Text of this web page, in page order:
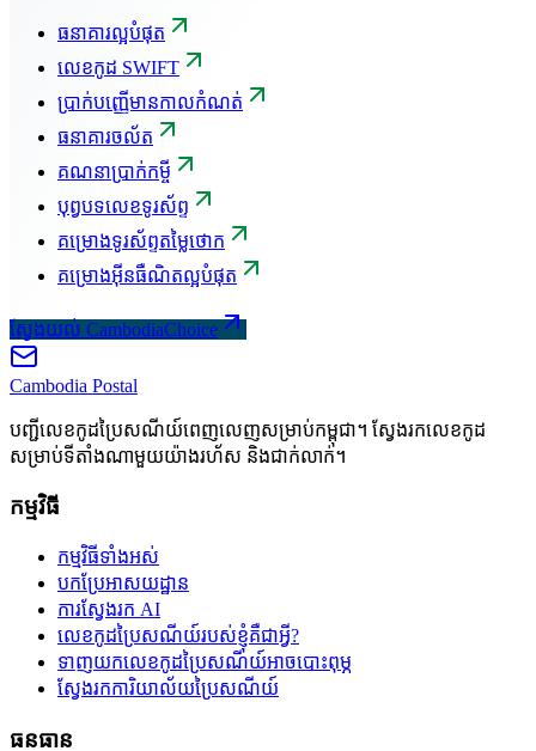
ធនាគារល្អបំផុត
លេខកូដ SWIFT
ប្រាក់បញ្ញើមានកាលកំណត់
ធនាគារចល័ត
គណនាប្រាក់កម្ចី
បុព្វបទលេខទូរស័ព្ទ
គម្រោងទូរស័ព្ទតម្លៃថោក
គម្រោងអ៊ីនធឺណិតល្អបំផុត
ស្វែងយល់ CambodiaChoice
Cambodia Postal
បញ្ជីលេខកូដប្រៃសណីយ៍ពេញលេញសម្រាប់កម្ពុជា។ ស្វែងរកលេខកូដ
សម្រាប់ទីតាំងណាមួយយ៉ាងរហ័ស និងជាក់លាក់។
កម្មវិធី
កម្មវិធីទាំងអស់
បកប្រែអាសយដ្ឋាន
ការស្វែងរក AI
លេខកូដប្រៃសណីយ៍របស់ខ្ញុំគឺជាអ្វី?
ទាញយកលេខកូដប្រៃសណីយ៍អាចបោះពុម្ភ
ស្វែងរកការិយាល័យប្រៃសណីយ៍
ធនធាន